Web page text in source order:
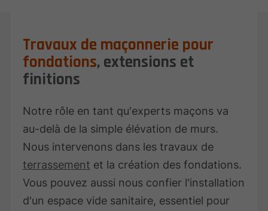
Travaux de maçonnerie pour
fondations, extensions et
finitions
Notre rôle en tant qu'experts maçons va
au-delà de la simple élévation de murs.
Nous intervenons dans les travaux de
terrassement et la création des fondations.
Vous pouvez aussi nous confier l'installation
d'un espace vide sanitaire, essentiel pour